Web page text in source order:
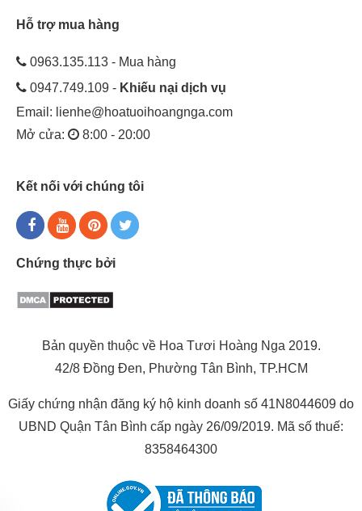
Hỗ trợ mua hàng
0963.135.113 - Mua hàng
0947.749.109 - Khiếu nại dịch vụ
Email: lienhe@hoatuoihoangnga.com
Mở cửa:
8:00 - 20:00
Kết nối với chúng tôi
Chứng thực bởi
Bản quyền thuộc về Hoa Tươi Hoàng Nga 2019.
42/8 Đồng Đen, Phường Tân Bình, TP.HCM
Giấy chứng nhận đăng ký hộ kinh doanh số 41N8044609 do
UBND Quận Tân Bình cấp ngày 26/09/2019. Mã số thuế:
8358464300